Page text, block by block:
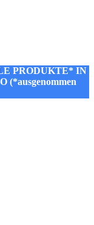
PRODUKTE* IN
(*ausgenommen